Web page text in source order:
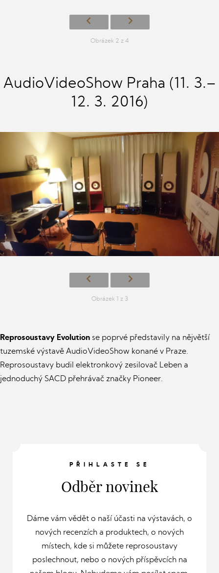
Obrázek 2 z 4
AudioVideoShow Praha (11. 3.–
12. 3. 2016)
Obrázek 1 z 3
Reprosoustavy Evolution se poprvé představily na nějvětší
tuzemské výstavě AudioVideoShow konané v Praze.
Reprosoustavy budil elektronkový zesilovač Leben a
jednoduchý SACD přehrávač značky Pioneer.
PŘIHLASTE SE
Odběr novinek
Dáme vám vědět o naší účasti na výstavách, o
nových recenzích a produktech, o nových
místech, kde si můžete reprosoustavy
poslechnout, nebo o nových příspěvcích na